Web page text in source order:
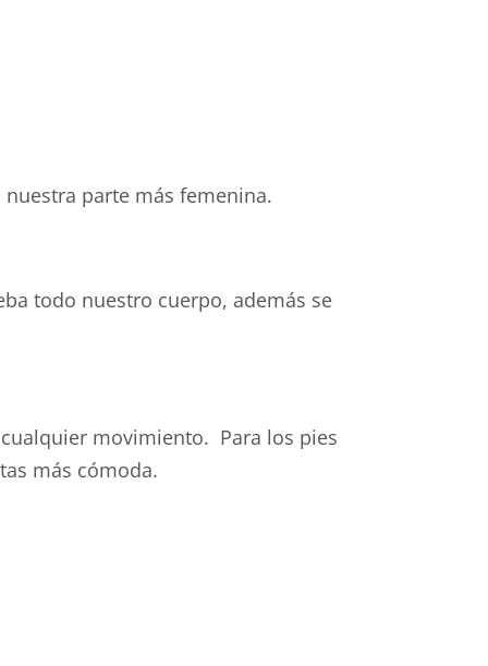
parte más femenina.
todo nuestro cuerpo, además se
movimiento. Para los pies
más cómoda.